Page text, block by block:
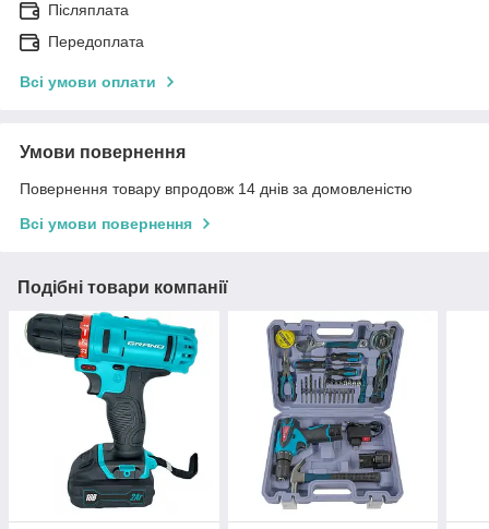
Післяплата
Передоплата
Всі умови оплати
Умови повернення
Повернення товару впродовж 14 днів за домовленістю
Всі умови повернення
Подібні товари компанії